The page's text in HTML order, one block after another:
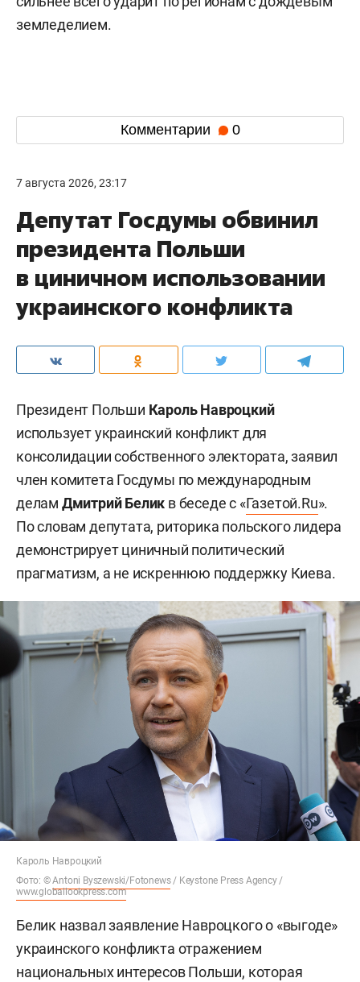
земледелием.
Комментарии 0
7 августа 2026, 23:17
Депутат Госдумы обвинил
президента Польши
в циничном использовании
украинского конфликта
Президент Польши Кароль Навроцкий
использует украинский конфликт для
консолидации собственного электората, заявил
член комитета Госдумы по международным
делам Дмитрий Белик в беседе с «Газетой.Ru».
По словам депутата, риторика польского лидера
демонстрирует циничный политический
прагматизм, а не искреннюю поддержку Киева.
Кароль Навроцкий
Фото: ©Antoni Byszewski/Fotonews/ Keystone Press Agency /
www.globallookpress.com
Белик назвал заявление Навроцкого о «выгоде»
украинского конфликта отражением
национальных интересов Польши, которая